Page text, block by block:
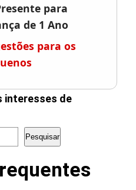
para
de 1 Ano
para os
interesses de
Pesquisar